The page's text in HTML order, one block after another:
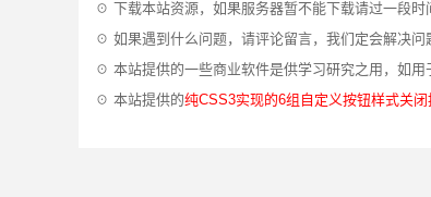
☉ 下载本站资源，如果服务器暂不能下载请过一段
☉ 如果遇到什么问题，请评论留言，我们定会解决问
☉ 本站提供的一些商业软件是供学习研究之用，如用
☉ 本站提供的纯CSS3实现的6组自定义按钮样式关